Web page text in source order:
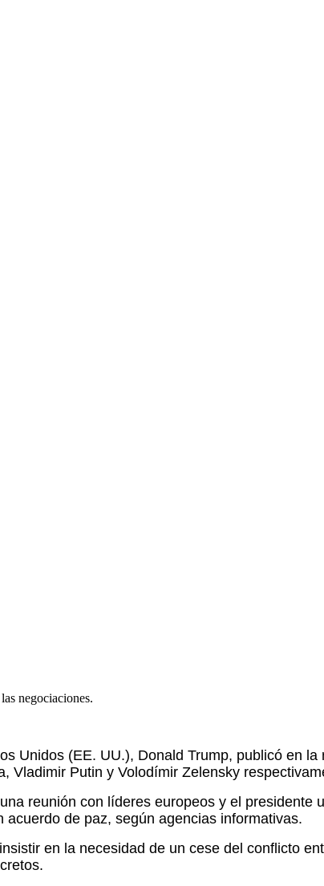
negociaciones.
Unidos (EE. UU.), Donald Trump, publicó en
Vladimir Putin y Volodímir Zelensky
reunión con líderes europeos y el presidente
de paz, según agencias informativas.
en la necesidad de un cese del conflicto